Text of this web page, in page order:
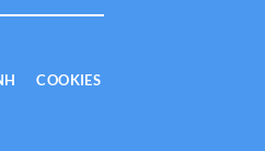
COOKIES